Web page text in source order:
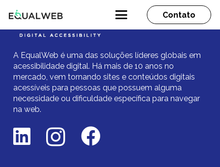
Contato
A EqualWeb é uma das soluções líderes globais em
acessibilidade digital. Há mais de 10 anos no
mercado, vem tornando sites e conteúdos digitais
acessíveis para pessoas que possuem alguma
necessidade ou dificuldade específica para navegar
na web.